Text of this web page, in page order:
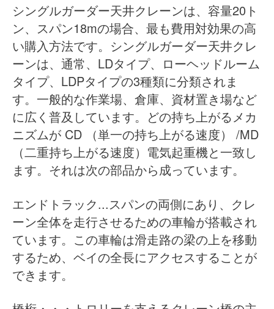
シングルガーダー天井クレーンは、容量20ト
ン、スパン18mの場合、最も費用対効果の高
い購入方法です。シングルガーダー天井クレ
ーンは、通常、LDタイプ、ローヘッドルーム
タイプ、LDPタイプの3種類に分類されま
す。一般的な作業場、倉庫、資材置き場など
に広く普及しています。どの持ち上がるメカ
ニズムが CD （単一の持ち上がる速度） /MD
（二重持ち上がる速度）電気起重機と一致し
ます。それは次の部品から成っています。
エンドトラック...スパンの両側にあり、クレ
ーン全体を走行させるための車輪が搭載され
ています。この車輪は滑走路の梁の上を移動
するため、ベイの全長にアクセスすることが
できます。